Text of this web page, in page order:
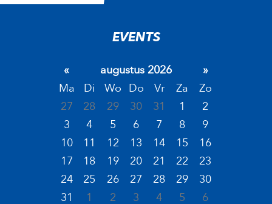
EVENTS
« augustus 2026
»
Ma
Di Wo Do Vr Za
Zo
27
28 29 30 31 1
2
3
4 5 6 7 8
9
10
11 12 13 14 15
16
17
18 19 20 21 22
23
24
25 26 27 28 29
30
31
1 2 3 4 5 6